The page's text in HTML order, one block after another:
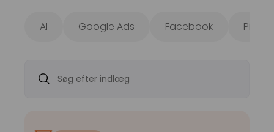
AI Google Ads Facebook